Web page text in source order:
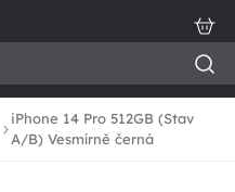
iPhone 14 Pro 512GB (Stav
A/B) Vesmírně černá